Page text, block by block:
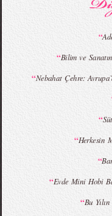
MBFWI - Giray Sepin 2015 Yaz
“
“Bilim ve
“Nebahat Çehre:
“
“Herkesin
“
“Evde Mini Hobi
“Bu